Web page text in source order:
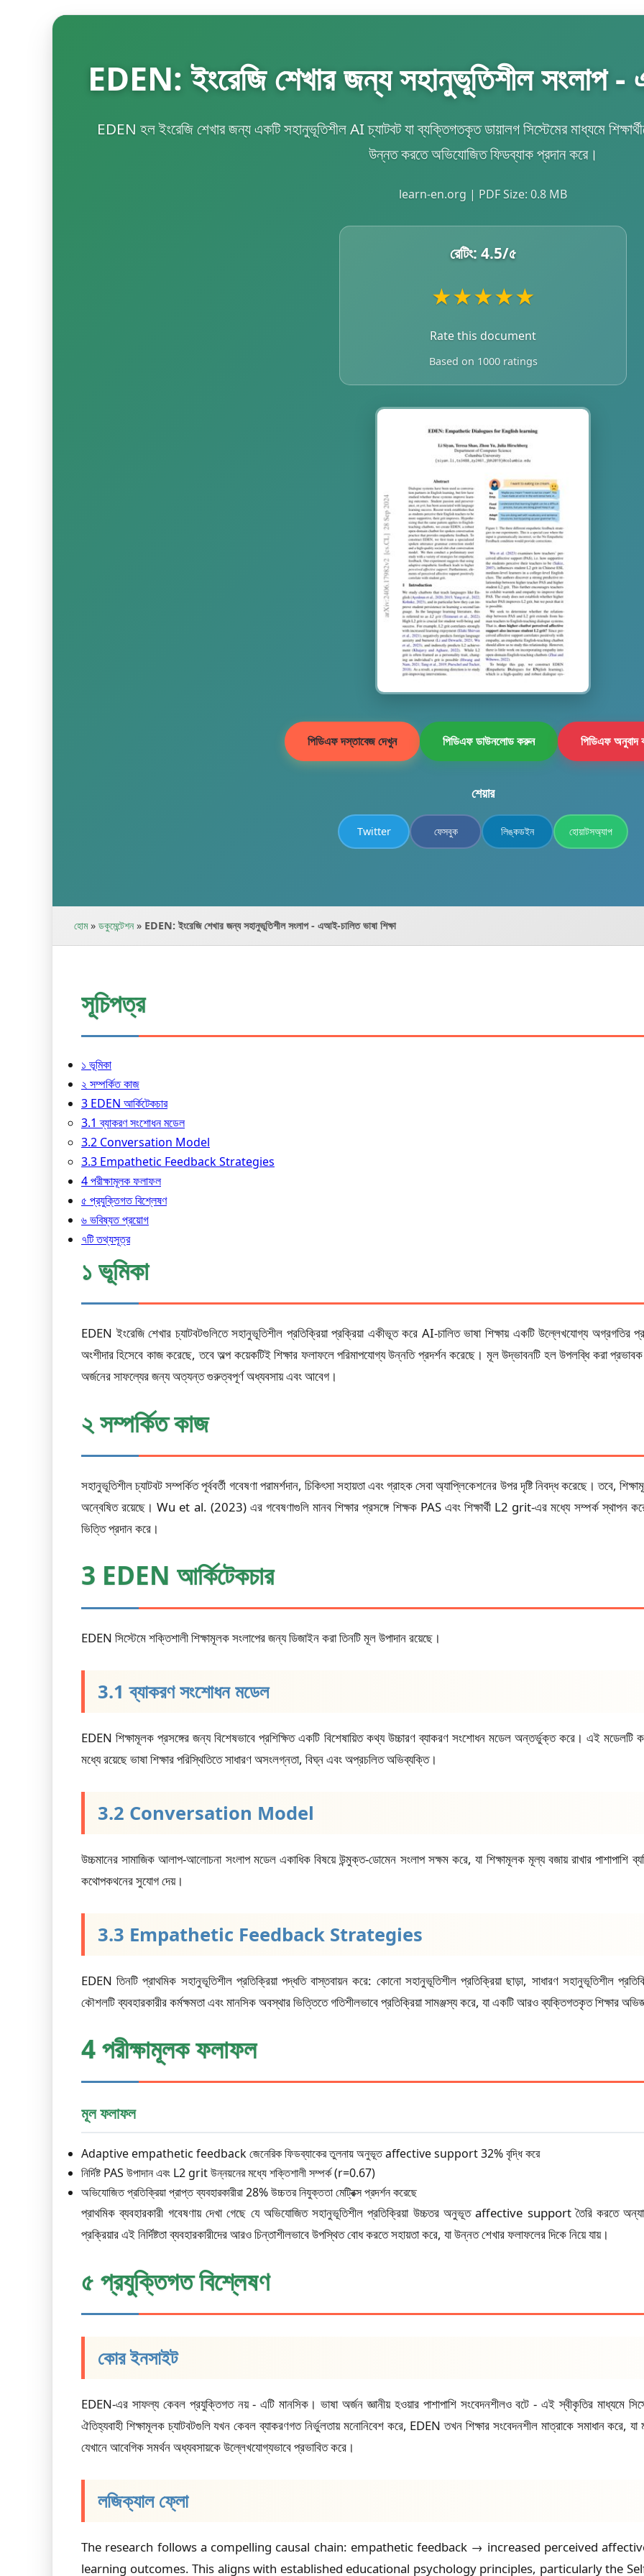
EDEN: ইংরেজি শেখার জন্য সহানুভূতিশীল সংলাপ -
EDEN হল ইংরেজি শেখার জন্য একটি সহানুভূতিশীল AI চ্যাটবট যা ব্যক্তিগতকৃত ডায়ালগ সিস্টেমের মাধ্যমে
উন্নত করতে অভিযোজিত ফিডব্যাক প্রদান করে।
learn-en.org | PDF Size: 0.8 MB
রেটিং: 4.5/৫
★★★★★
Rate this document
Based on 1000 ratings
পিডিএফ দস্তাবেজ দেখুন পিডিএফ ডাউনলোড করুন পিডিএফ অনুবাদ
শেয়ার
Twitter ফেসবুক লিঙ্কডইন হোয়াটসঅ্যাপ
হোম» ডকুমেন্টেশন» EDEN: ইংরেজি শেখার জন্য সহানুভূতিশীল সংলাপ - এআই-চালিত ভাষা শিক্ষা
সূচিপত্র
১ ভূমিকা
২ সম্পর্কিত কাজ
3 EDEN আর্কিটেকচার
3.1 ব্যাকরণ সংশোধন মডেল
3.2 Conversation Model
3.3 Empathetic Feedback Strategies
4 পরীক্ষামূলক ফলাফল
৫ প্রযুক্তিগত বিশ্লেষণ
৬ ভবিষ্যত প্রয়োগ
৭টি তথ্যসূত্র
১ ভূমিকা
EDEN ইংরেজি শেখার চ্যাটবটগুলিতে সহানুভূতিশীল প্রতিক্রিয়া প্রক্রিয়া একীভূত করে AI-চালিত ভাষা শিক্ষায় একটি উল্লেখযোগ্য অগ্রগতির
অংশীদার হিসেবে কাজ করেছে, তবে অল্প কয়েকটিই শিক্ষার ফলাফলে পরিমাপযোগ্য উন্নতি প্রদর্শন করেছে। মূল উদ্ভাবনটি হল উপলব্ধি করা
অর্জনের সাফল্যের জন্য অত্যন্ত গুরুত্বপূর্ণ অধ্যবসায় এবং আবেগ।
২ সম্পর্কিত কাজ
সহানুভূতিশীল চ্যাটবট সম্পর্কিত পূর্ববর্তী গবেষণা পরামর্শদান, চিকিৎসা সহায়তা এবং গ্রাহক সেবা অ্যাপ্লিকেশনের উপর দৃষ্টি নিবদ্ধ করেছে। তবে,
অন্বেষিত রয়েছে। Wu et al. (2023) এর গবেষণাগুলি মানব শিক্ষার প্রসঙ্গে শিক্ষক PAS এবং শিক্ষার্থী L2 grit-এর মধ্যে সম্পর্ক স্থাপন
ভিত্তি প্রদান করে।
3 EDEN আর্কিটেকচার
EDEN সিস্টেমে শক্তিশালী শিক্ষামূলক সংলাপের জন্য ডিজাইন করা তিনটি মূল উপাদান রয়েছে।
3.1 ব্যাকরণ সংশোধন মডেল
EDEN শিক্ষামূলক প্রসঙ্গের জন্য বিশেষভাবে প্রশিক্ষিত একটি বিশেষায়িত কথ্য উচ্চারণ ব্যাকরণ সংশোধন মডেল অন্তর্ভুক্ত করে। এই মডেলটি
মধ্যে রয়েছে ভাষা শিক্ষার পরিস্থিতিতে সাধারণ অসংলগ্নতা, বিঘ্ন এবং অপ্রচলিত অভিব্যক্তি।
3.2 Conversation Model
উচ্চমানের সামাজিক আলাপ-আলোচনা সংলাপ মডেল একাধিক বিষয়ে উন্মুক্ত-ডোমেন সংলাপ সক্ষম করে, যা শিক্ষামূলক মূল্য বজায় রাখার পাশাপাশি
কথোপকথনের সুযোগ দেয়।
3.3 Empathetic Feedback Strategies
EDEN তিনটি প্রাথমিক সহানুভূতিশীল প্রতিক্রিয়া পদ্ধতি বাস্তবায়ন করে: কোনো সহানুভূতিশীল প্রতিক্রিয়া ছাড়া, সাধারণ সহানুভূতিশীল
কৌশলটি ব্যবহারকারীর কর্মক্ষমতা এবং মানসিক অবস্থার ভিত্তিতে গতিশীলভাবে প্রতিক্রিয়া সামঞ্জস্য করে, যা একটি আরও ব্যক্তিগতকৃত শিক্ষার
4 পরীক্ষামূলক ফলাফল
মূল ফলাফল
Adaptive empathetic feedback জেনেরিক ফিডব্যাকের তুলনায় অনুভূত affective support 32% বৃদ্ধি করে
নির্দিষ্ট PAS উপাদান এবং L2 grit উন্নয়নের মধ্যে শক্তিশালী সম্পর্ক (r=0.67)
অভিযোজিত প্রতিক্রিয়া প্রাপ্ত ব্যবহারকারীরা 28% উচ্চতর নিযুক্ততা মেট্রিক্স প্রদর্শন করেছে
প্রাথমিক ব্যবহারকারী গবেষণায় দেখা গেছে যে অভিযোজিত সহানুভূতিশীল প্রতিক্রিয়া উচ্চতর অনুভূত affective support তৈরি করতে
প্রক্রিয়ার এই নির্দিষ্টতা ব্যবহারকারীদের আরও চিন্তাশীলভাবে উপস্থিত বোধ করতে সহায়তা করে, যা উন্নত শেখার ফলাফলের দিকে নিয়ে যায়।
৫ প্রযুক্তিগত বিশ্লেষণ
কোর ইনসাইট
EDEN-এর সাফল্য কেবল প্রযুক্তিগত নয় - এটি মানসিক। ভাষা অর্জন জ্ঞানীয় হওয়ার পাশাপাশি সংবেদনশীলও বটে - এই স্বীকৃতির মাধ্যমে
ঐতিহ্যবাহী শিক্ষামূলক চ্যাটবটগুলি যখন কেবল ব্যাকরণগত নির্ভুলতায় মনোনিবেশ করে, EDEN তখন শিক্ষার সংবেদনশীল মাত্রাকে সমাধান করে, যা
যেখানে আবেগিক সমর্থন অধ্যবসায়কে উল্লেখযোগ্যভাবে প্রভাবিত করে।
লজিক্যাল ফ্লো
The research follows a compelling causal chain: empathetic feedback → increased perceived
learning outcomes. This aligns with established educational psychology principles, particularly the